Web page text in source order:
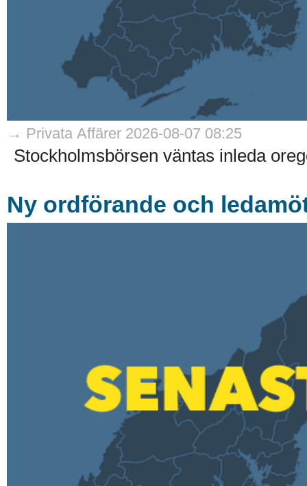
→ Privata Affärer 2026-08-07 08:25
Stockholmsbörsen väntas inleda
Ny ordförande och